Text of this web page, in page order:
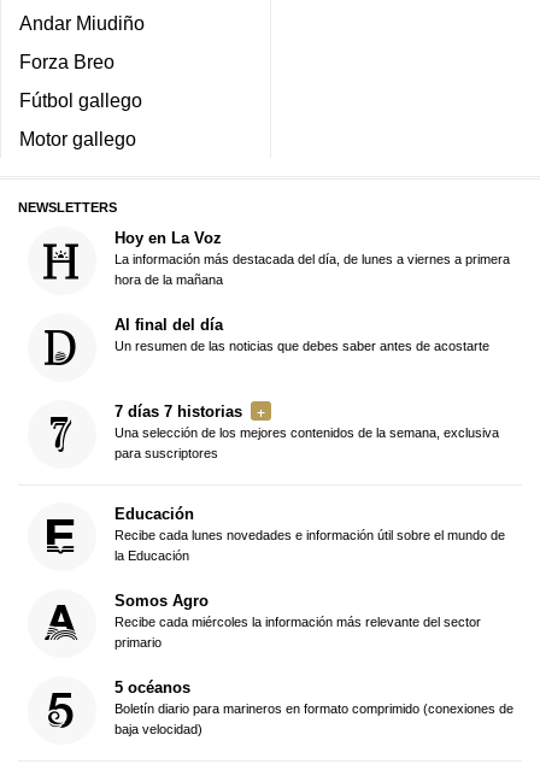
Andar Miudiño
Forza Breo
Fútbol gallego
Motor gallego
NEWSLETTERS
Hoy en La Voz
La información más destacada del día, de lunes a viernes a primera
hora de la mañana
Al final del día
Un resumen de las noticias que debes saber antes de acostarte
7 días 7 historias
Una selección de los mejores contenidos de la semana, exclusiva
para suscriptores
Educación
Recibe cada lunes novedades e información útil sobre el mundo de
la Educación
Somos Agro
Recibe cada miércoles la información más relevante del sector
primario
5 océanos
Boletín diario para marineros en formato comprimido (conexiones de
baja velocidad)